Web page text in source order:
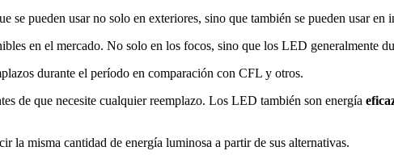
se pueden usar no solo en exteriores, sino que también se pueden usar en
en el mercado. No solo en los focos, sino que los LED generalmente
durante el período en comparación con CFL y otros.
de que necesite cualquier reemplazo. Los LED también son energía
la misma cantidad de energía luminosa a partir de sus alternativas.